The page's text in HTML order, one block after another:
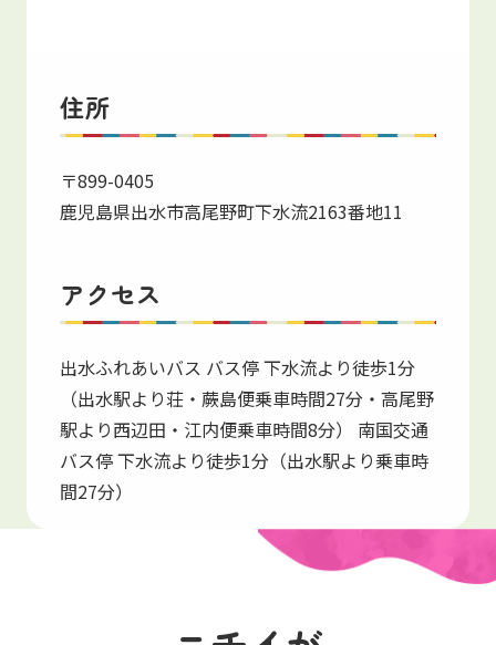
住所
〒899-0405
鹿児島県出水市高尾野町下水流2163番地11
アクセス
出水ふれあいバス バス停 下水流より徒歩1分
（出水駅より荘・蕨島便乗車時間27分・高尾野
駅より西辺田・江内便乗車時間8分） 南国交通
バス停 下水流より徒歩1分（出水駅より乗車時
間27分）